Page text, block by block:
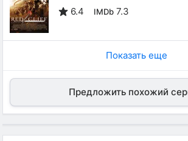
6.4 IMDb 7.3
Показать еще
Предложить похожий